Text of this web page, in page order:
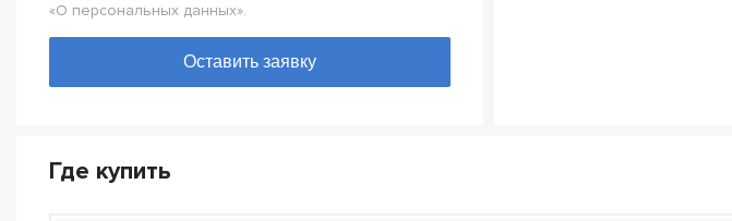
«О персональных данных».
Где купить